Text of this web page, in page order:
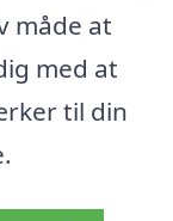
måde at
med at
til din